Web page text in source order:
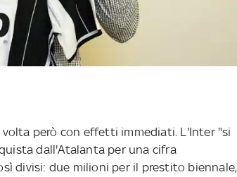
però con effetti immediati. L'Inter "si
dall'Atalanta per una cifra
divisi: due milioni per il prestito biennale,